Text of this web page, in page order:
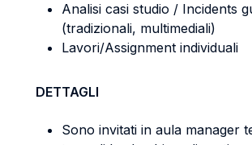
Analisi casi studio / Incidents
(tradizionali, multimediali)
Lavori/Assignment individuali
DETTAGLI
Sono invitati in aula manager